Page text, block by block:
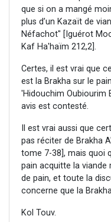
que si on a mangé
plus d’un Kazaït de
Néfachot" [Iguérot
Kaf Ha'haïm 212,2].
Certes, il est vrai que
est la Brakha sur le
'Hidouchim Oubiourim
avis est contesté.
Il est vrai aussi que
pas réciter de Brakha
tome 7-38], mais quoi
pain acquitte la viande
de pain, et toute la
concerne que la
Kol Touv.